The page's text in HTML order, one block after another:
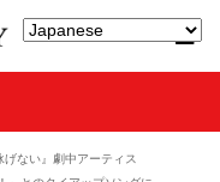
ない』劇中アーティス